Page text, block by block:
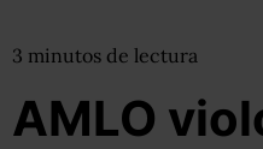
3 minutos de lectura
AMLO